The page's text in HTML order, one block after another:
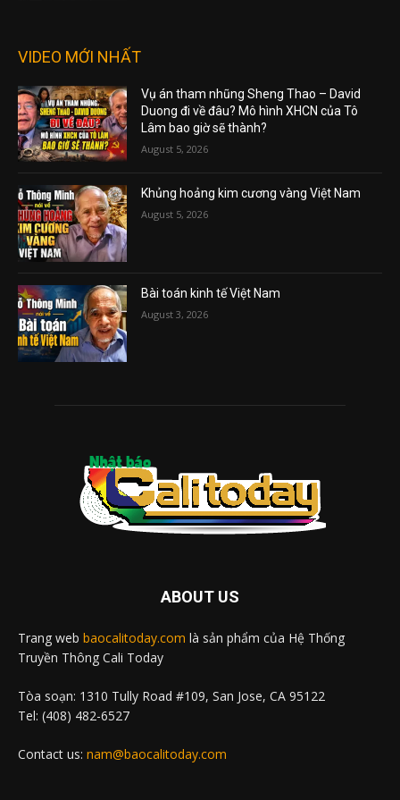
VIDEO MỚI NHẤT
Vụ án tham nhũng Sheng Thao – David
Duong đi về đâu? Mô hình XHCN của Tô
Lâm bao giờ sẽ thành?
August 5, 2026
Khủng hoảng kim cương vàng Việt Nam
August 5, 2026
Bài toán kinh tế Việt Nam
August 3, 2026
ABOUT US
Trang web baocalitoday.com là sản phẩm của Hệ Thống
Truyền Thông Cali Today
Tòa soạn: 1310 Tully Road #109, San Jose, CA 95122
Tel: (408) 482-6527
Contact us: nam@baocalitoday.com